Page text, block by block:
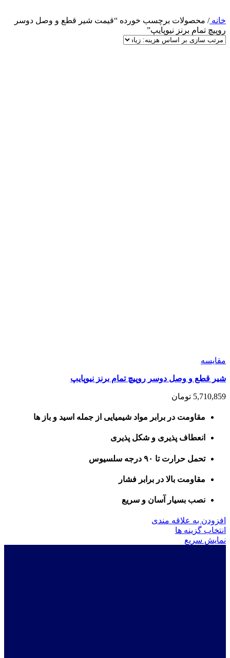
خانه/ محصولات برچسب خورده “قیمت شیر قطع و وصل دوسر
روپیچ تمام برنز نیوپایپ”
مقايسه
شیر قطع و وصل دوسر روپیچ تمام برنز نیوپایپ
5,710,859 تومان
مقاومت در برابر مواد شیمیایی از جمله اسید و باز ها
انعطاف پذیری و شکل پذیری
تحمل حرارت تا ۹۰ درجه سلسیوس
مقاومت بالا در برابر فشار
نصب بسیار آسان و سریع
افزودن به علاقه مندی
انتخاب گزینه ها
نمایش سریع